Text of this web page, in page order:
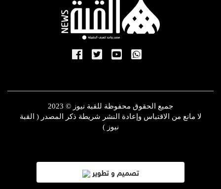
جميع الحقوق محفوظة للقبة نيوز © 2023
لا مانع من الاقتباس وإعادة النشر شريطة ذكر المصدر ( القبة
نيوز )
تصميم و تطوير